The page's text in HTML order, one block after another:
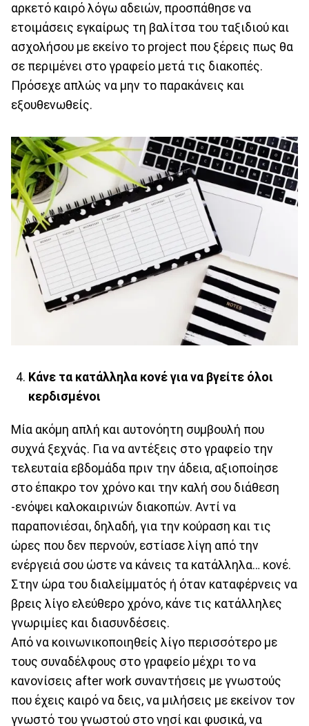
αρκετό καιρό λόγω αδειών, προσπάθησε να
ετοιμάσεις εγκαίρως τη βαλίτσα του ταξιδιού και
ασχολήσου με εκείνο το project που ξέρεις πως θα
σε περιμένει στο γραφείο μετά τις διακοπές.
Πρόσεχε απλώς να μην το παρακάνεις και
εξουθενωθείς.
Κάνε τα κατάλληλα κονέ για να βγείτε όλοι
κερδισμένοι
Μία ακόμη απλή και αυτονόητη συμβουλή που
συχνά ξεχνάς. Για να αντέξεις στο γραφείο την
τελευταία εβδομάδα πριν την άδεια, αξιοποίησε
στο έπακρο τον χρόνο και την καλή σου διάθεση
-ενόψει καλοκαιρινών διακοπών. Αντί να
παραπονιέσαι, δηλαδή, για την κούραση και τις
ώρες που δεν περνούν, εστίασε λίγη από την
ενέργειά σου ώστε να κάνεις τα κατάλληλα… κονέ.
Στην ώρα του διαλείμματός ή όταν καταφέρνεις να
βρεις λίγο ελεύθερο χρόνο, κάνε τις κατάλληλες
γνωριμίες και διασυνδέσεις.
Από να κοινωνικοποιηθείς λίγο περισσότερο με
τους συναδέλφους στο γραφείο μέχρι το να
κανονίσεις after work συναντήσεις με γνωστούς
που έχεις καιρό να δεις, να μιλήσεις με εκείνον τον
γνωστό του γνωστού στο νησί και φυσικά, να